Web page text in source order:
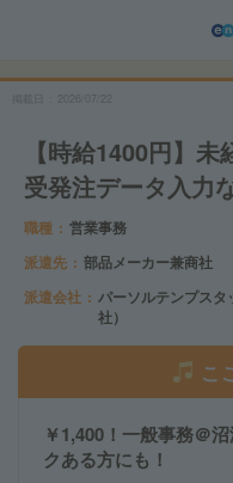
【時給1400円】
受発注データ入力
職種
営業事務
派遣先
部品メーカー兼商社
派遣会社
パーソルテンプス
社）
こ
￥1,400！一般事務＠
クある方にも！